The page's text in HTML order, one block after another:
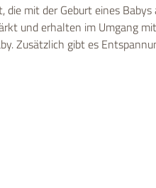
die mit der Geburt eines
und erhalten im Umgang
Zusätzlich gibt es